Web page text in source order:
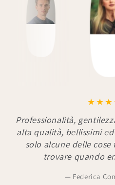
Professionalità,
alta qualità, bellissimi
solo alcune delle
trovare quando
Federica